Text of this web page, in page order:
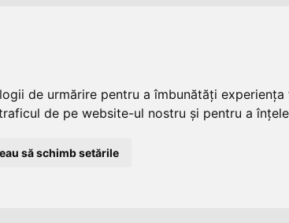
de urmărire pentru a îmbunătăți
de pe website-ul nostru și pentru a
să schimb setările